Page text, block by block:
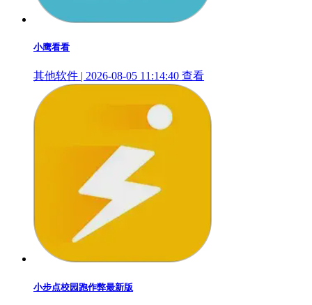
小鹰看看
其他软件 | 2026-08-05 11:14:40 查看
小步点校园跑作弊最新版